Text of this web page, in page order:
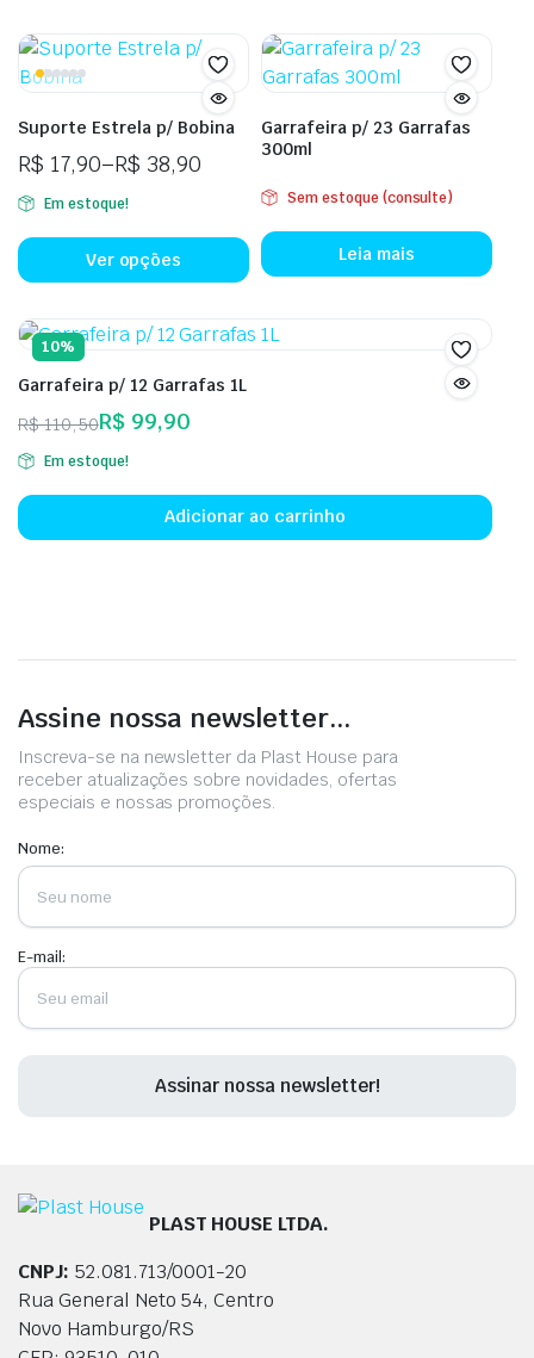
Suporte Estrela p/ Bobina
R$ 17,90–R$ 38,90
Em estoque!
Ver opções
Garrafeira p/ 23 Garrafas
300ml
Sem estoque (consulte)
Leia mais
10%
Garrafeira p/ 12 Garrafas 1L
R$110,50R$99,90
Em estoque!
Adicionar ao carrinho
Assine nossa newsletter...
Inscreva-se na newsletter da Plast House para
receber atualizações sobre novidades, ofertas
especiais e nossas promoções.
Nome:
E-mail:
PLAST HOUSE LTDA.
CNPJ: 52.081.713/0001-20
Rua General Neto 54, Centro
Novo Hamburgo/RS